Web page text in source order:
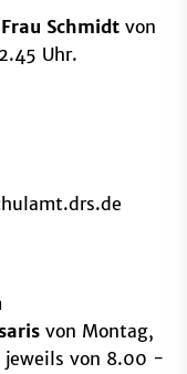
Schmidt von
Uhr.
von Montag,
jeweils von 8.00 -